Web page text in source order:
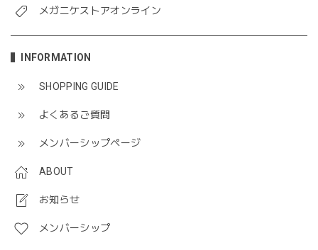
メガニケストアオンライン
INFORMATION
SHOPPING GUIDE
よくあるご質問
メンバーシップページ
ABOUT
お知らせ
メンバーシップ